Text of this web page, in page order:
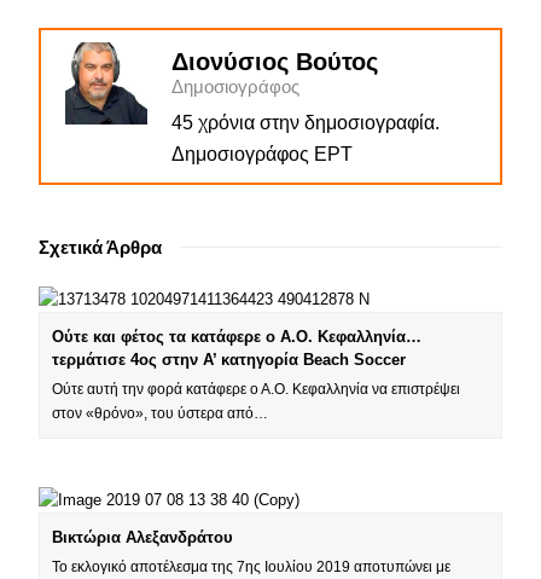
Διονύσιος Βούτος
Δημοσιογράφος
45 χρόνια στην δημοσιογραφία.
Δημοσιογράφος ΕΡΤ
Σχετικά Άρθρα
Ούτε και φέτος τα κατάφερε ο Α.Ο. Κεφαλληνία…
τερμάτισε 4ος στην Α’ κατηγορία Beach Soccer
Ούτε αυτή την φορά κατάφερε ο Α.Ο. Κεφαλληνία να επιστρέψει
στον «θρόνο», του ύστερα από…
Βικτώρια Αλεξανδράτου
To εκλογικό αποτέλεσμα της 7ης Ιουλίου 2019 αποτυπώνει με